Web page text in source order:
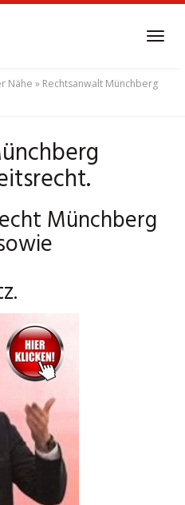
Nähe » Rechtsanwalt Münchberg
Münchberg